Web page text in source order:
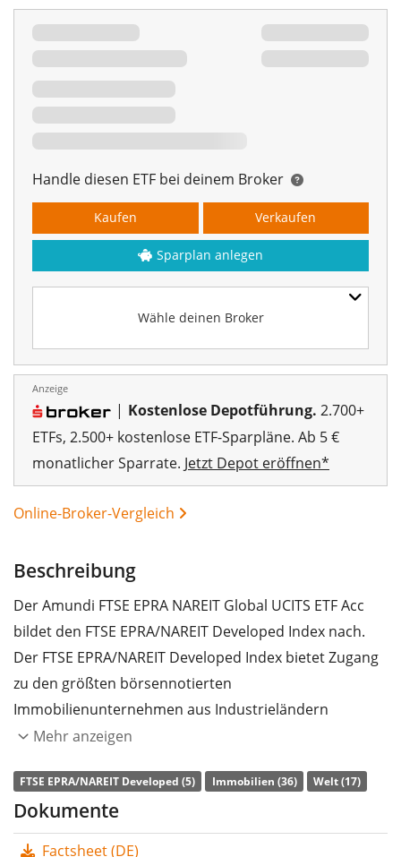
Handle diesen ETF bei deinem Broker
Wähle deinen Broker
Kaufen Verkaufen
Sparplan anlegen
Anzeige
| Kostenlose Depotführung. 2.700+
ETFs, 2.500+ kostenlose ETF-Sparpläne. Ab 5 €
monatlicher Sparrate. Jetzt Depot eröffnen*
Online-Broker-Vergleich
Beschreibung
Der Amundi FTSE EPRA NAREIT Global UCITS ETF Acc
bildet den FTSE EPRA/NAREIT Developed Index nach.
Der FTSE EPRA/NAREIT Developed Index bietet Zugang
zu den größten börsennotierten
Immobilienunternehmen aus Industrieländern
weltweit.
DieTER(Gesamtkostenquote) des ETF liegt bei0,24%
p.a.. Der Amundi FTSE EPRA NAREIT Global UCITS ETF
Mehr anzeigen
FTSE EPRA/NAREIT Developed (5) Immobilien (36) Welt (17)
Dokumente
Factsheet (DE)